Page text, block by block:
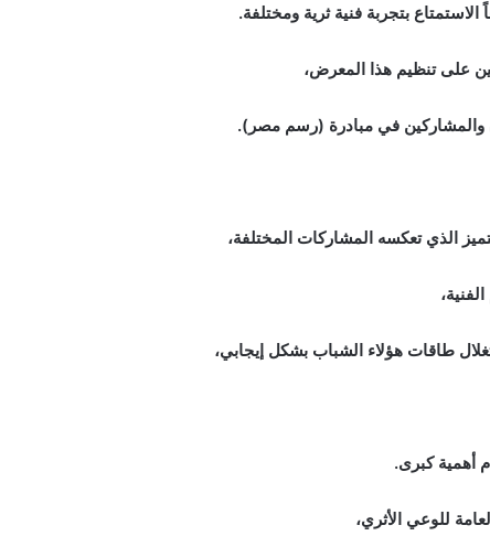
بتجربة فنية ثرية ومختلفة.
على تنظيم هذا المعرض،
والمشاركين في مبادرة (رسم مصر).
الذي تعكسه المشاركات المختلفة،
طاقات هؤلاء الشباب بشكل إيجابي،
أهمية كبرى.
للوعي الأثري،